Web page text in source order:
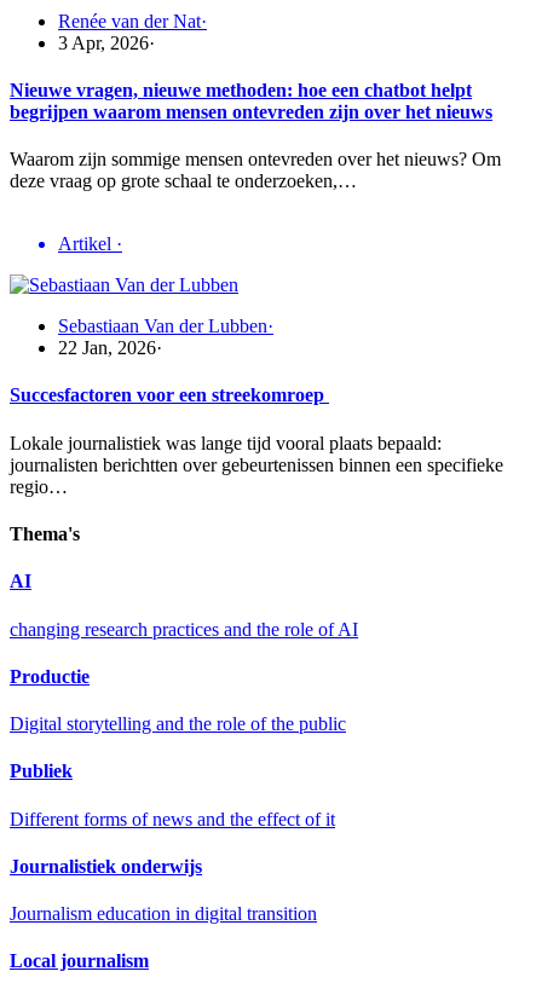
Renée van der Nat·
3 Apr, 2026·
Nieuwe vragen, nieuwe methoden: hoe een chatbot helpt
begrijpen waarom mensen ontevreden zijn over het nieuws
Waarom zijn sommige mensen ontevreden over het nieuws? Om
deze vraag op grote schaal te onderzoeken,…
Artikel ·
Sebastiaan Van der Lubben·
22 Jan, 2026·
Succesfactoren voor een streekomroep
Lokale journalistiek was lange tijd vooral plaats bepaald:
journalisten berichtten over gebeurtenissen binnen een specifieke
regio…
Thema's
AI
changing research practices and the role of AI
Productie
Digital storytelling and the role of the public
Publiek
Different forms of news and the effect of it
Journalistiek onderwijs
Journalism education in digital transition
Local journalism